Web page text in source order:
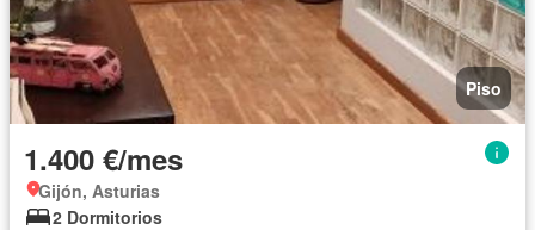
Piso
1.400 €/mes
Gijón, Asturias
2 Dormitorios